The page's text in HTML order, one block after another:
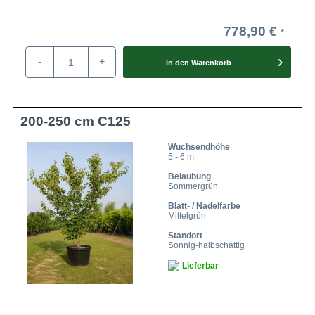
778,90 €
- + In den Warenkorb
200-250 cm C125
Wuchsendhöhe
5 - 6 m
Belaubung
Sommergrün
Blatt- / Nadelfarbe
Mittelgrün
Standort
Sonnig-halbschattig
Lieferbar